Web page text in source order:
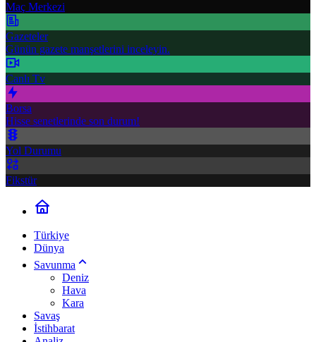
Maç Merkezi
Gazeteler
Günün gazete manşetlerini inceleyin.
Canlı Tv
Borsa
Hisse senetlerinde son durum!
Yol Durumu
Fikstür
Türkiye
Dünya
Savunma
Deniz
Hava
Kara
Savaş
İstihbarat